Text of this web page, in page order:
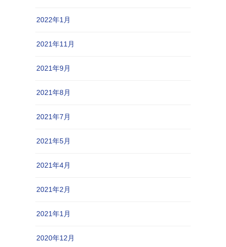
2022年1月
2021年11月
2021年9月
2021年8月
2021年7月
2021年5月
2021年4月
2021年2月
2021年1月
2020年12月